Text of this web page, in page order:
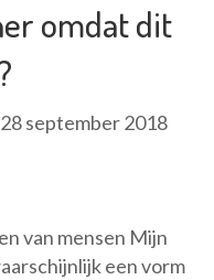
omdat dit
28 september 2018
van mensen Mijn
een vorm